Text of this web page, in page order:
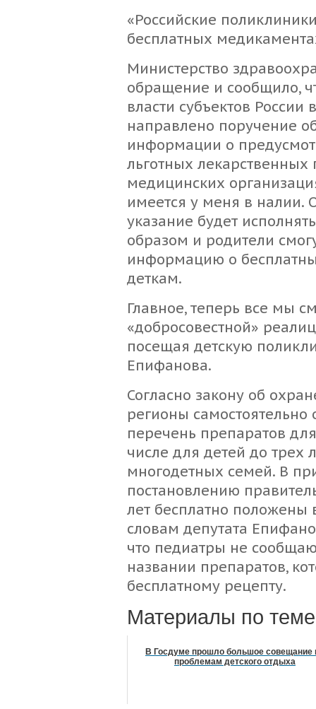
«Российские
бесплатных
Министерство
обращение и сообщило,
власти субъектов
направлено поручение
информации о
льготных
медицинских
имеется у меня в налии.
указание будет
образом и родители
информацию о
деткам.
Главное, теперь все мы
«добросовестной»
посещая детскую
Епифанова.
Согласно закону об
регионы
перечень препаратов
числе для детей до трех
многодетных семей. В
постановлению
лет бесплатно положены
словам депутата
что педиатры не
названии препаратов,
бесплатному рецепту.
Материалы по
В Госдуме прошло большое совещание
проблемам детского отдыха